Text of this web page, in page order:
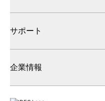
サポート
企業情報